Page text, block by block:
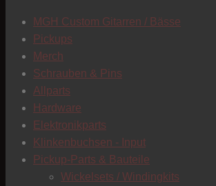
MGH Custom Gitarren / Bässe
Pickups
Merch
Schrauben & Pins
Allparts
Hardware
Elektronikparts
Klinkenbuchsen - Input
Pickup-Parts & Bauteile
Wickelsets / Windingkits